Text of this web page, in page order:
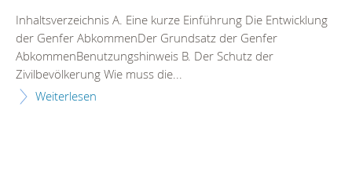
Inhaltsverzeichnis A. Eine kurze Einführung Die Entwicklung
der Genfer AbkommenDer Grundsatz der Genfer
AbkommenBenutzungshinweis B. Der Schutz der
Zivilbevölkerung Wie muss die...
Weiterlesen